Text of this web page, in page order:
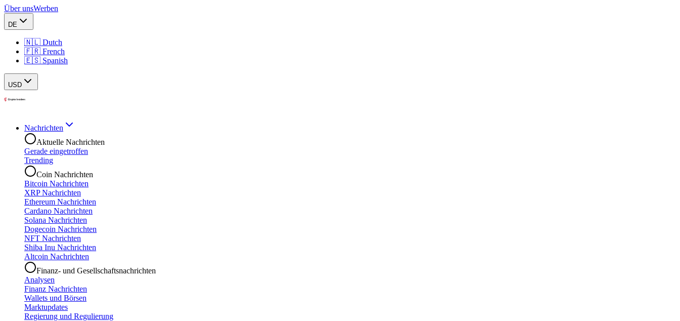
Über unsWerben
DE
🇳🇱 Dutch
🇫🇷 French
🇪🇸 Spanish
USD
Nachrichten
Aktuelle Nachrichten
Gerade eingetroffen
Trending
Coin Nachrichten
Bitcoin Nachrichten
XRP Nachrichten
Ethereum Nachrichten
Cardano Nachrichten
Solana Nachrichten
Dogecoin Nachrichten
NFT Nachrichten
Shiba Inu Nachrichten
Altcoin Nachrichten
Finanz- und Gesellschaftsnachrichten
Analysen
Finanz Nachrichten
Wallets und Börsen
Marktupdates
Regierung und Regulierung